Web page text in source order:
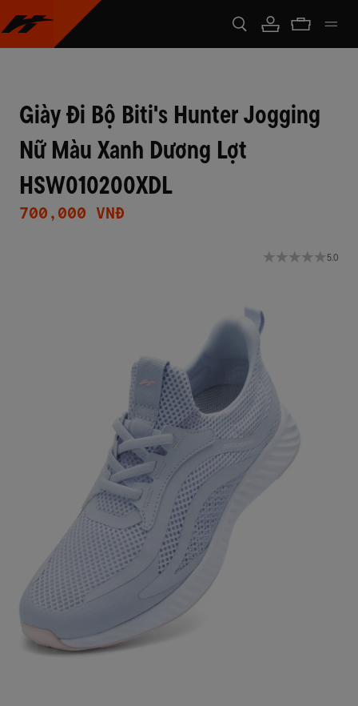
Giày Đi Bộ Biti's Hunter Jogging
Nữ Màu Xanh Dương Lợt
HSW010200XDL
700,000 VNĐ
5.0